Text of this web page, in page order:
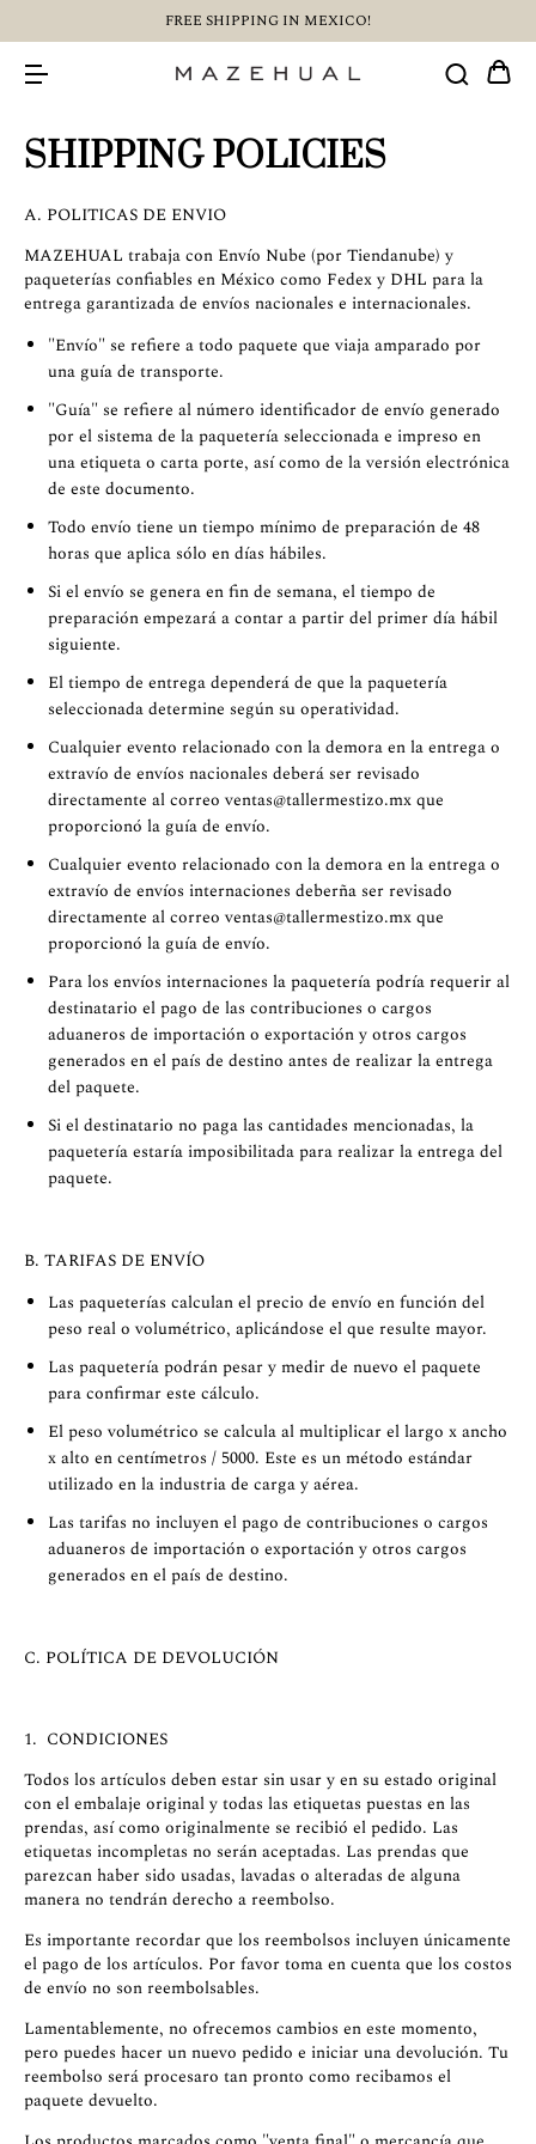
FREE SHIPPING IN MEXICO!
SHIPPING POLICIES
A. POLITICAS DE ENVIO
MAZEHUAL trabaja con Envío Nube (por Tiendanube) y
paqueterías confiables en México como Fedex y DHL para la
entrega garantizada de envíos nacionales e internacionales.
"Envío" se refiere a todo paquete que viaja amparado por
una guía de transporte.
"Guía" se refiere al número identificador de envío generado
por el sistema de la paquetería seleccionada e impreso en
una etiqueta o carta porte, así como de la versión electrónica
de este documento.
Todo envío tiene un tiempo mínimo de preparación de 48
horas que aplica sólo en días hábiles.
Si el envío se genera en fin de semana, el tiempo de
preparación empezará a contar a partir del primer día hábil
siguiente.
El tiempo de entrega dependerá de que la paquetería
seleccionada determine según su operatividad.
Cualquier evento relacionado con la demora en la entrega o
extravío de envíos nacionales deberá ser revisado
directamente al correo ventas@tallermestizo.mxque
proporcionó la guía de envío.
Cualquier evento relacionado con la demora en la entrega o
extravío de envíos internaciones deberña ser revisado
directamente al correo ventas@tallermestizo.mxque
proporcionó la guía de envío.
Para los envíos internaciones la paquetería podría requerir al
destinatario el pago de las contribuciones o cargos
aduaneros de importación o exportación y otros cargos
generados en el país de destino antes de realizar la entrega
del paquete.
Si el destinatario no paga las cantidades mencionadas, la
paquetería estaría imposibilitada para realizar la entrega del
paquete.
B. TARIFAS DE ENVÍO
Las paqueterías calculan el precio de envío en función del
peso real o volumétrico, aplicándose el que resulte mayor.
Las paquetería podrán pesar y medir de nuevo el paquete
para confirmar este cálculo.
El peso volumétrico se calcula al multiplicar el largo x ancho
x alto en centímetros / 5000. Este es un método estándar
utilizado en la industria de carga y aérea.
Las tarifas no incluyen el pago de contribuciones o cargos
aduaneros de importación o exportación y otros cargos
generados en el país de destino.
C. POLÍTICA DE DEVOLUCIÓN
1. CONDICIONES
Todos los artículos deben estar sin usar y en su estado original
con el embalaje original y todas las etiquetas puestas en las
prendas, así como originalmente se recibió el pedido. Las
etiquetas incompletas no serán aceptadas. Las prendas que
parezcan haber sido usadas, lavadas o alteradas de alguna
manera no tendrán derecho a reembolso.
Es importante recordar que los reembolsos incluyen únicamente
el pago de los artículos. Por favor toma en cuenta que los costos
de envío no son reembolsables.
Lamentablemente, no ofrecemos cambios en este momento,
pero puedes hacer un nuevo pedido e iniciar una devolución. Tu
reembolso será procesaro tan pronto como recibamos el
paquete devuelto.